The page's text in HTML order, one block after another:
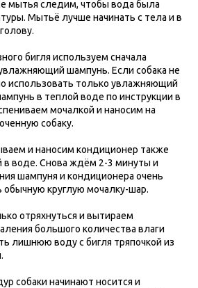
мытья следим, чтобы вода была
Мытьё лучше начинать с тела и в
бигля используем сначала
шампунь. Если собака не
использовать только увлажняющий
в теплой воде по инструкции в
мочалкой и наносим на
собаку.
и наносим кондиционер также
в воде. Снова ждём 2-3 минуты и
шампуня и кондиционера очень
обычную круглую мочалку-шар.
отряхнуться и вытираем
большого количества влаги
лишнюю воду с бигля тряпочкой из
собаки начинают носится и